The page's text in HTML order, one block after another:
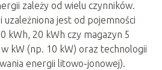
zależy od wielu czynników.
uzależniona jest od pojemności
kWh, 20 kWh czy magazyn 5
kW (np. 10 kW) oraz technologii
energii litowo-jonowej).